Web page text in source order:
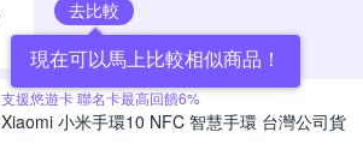
去比較
現在可以馬上比較相似商品！
支援悠遊卡 聯名卡最高回饋6%
Xiaomi 小米手環10 NFC 智慧手環 台灣公司貨